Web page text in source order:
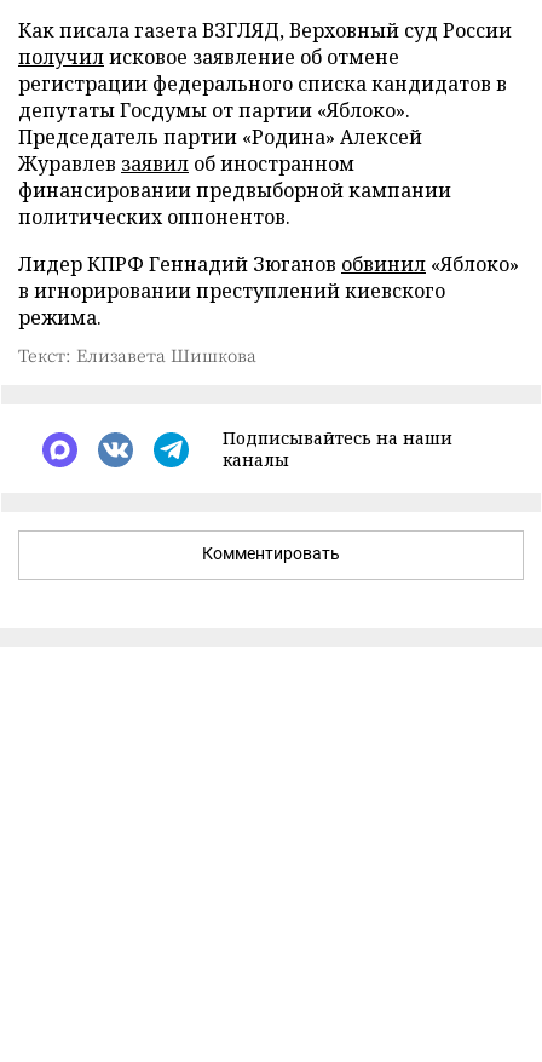
Как писала газета ВЗГЛЯД, Верховный суд России
получилисковое заявление об отмене
регистрации федерального списка кандидатов в
депутаты Госдумы от партии «Яблоко».
Председатель партии «Родина» Алексей
Журавлев заявил об иностранном
финансировании предвыборной кампании
политических оппонентов.
Лидер КПРФ Геннадий Зюганов обвинил «Яблоко»
в игнорировании преступлений киевского
режима.
Текст: Елизавета Шишкова
Подписывайтесь на наши
каналы
Комментировать